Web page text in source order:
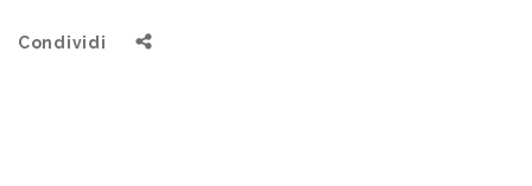
Condividi